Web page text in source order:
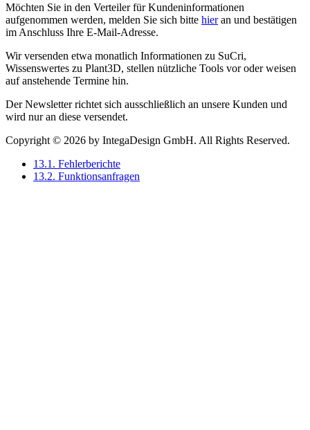
Möchten Sie in den Verteiler für Kundeninformationen
aufgenommen werden, melden Sie sich bitte hieran und bestätigen
im Anschluss Ihre E-Mail-Adresse.
Wir versenden etwa monatlich Informationen zu SuCri,
Wissenswertes zu Plant3D, stellen nützliche Tools vor oder weisen
auf anstehende Termine hin.
Der Newsletter richtet sich ausschließlich an unsere Kunden und
wird nur an diese versendet.
Copyright © 2026 by IntegaDesign GmbH. All Rights Reserved.
13.1. Fehlerberichte
13.2. Funktionsanfragen